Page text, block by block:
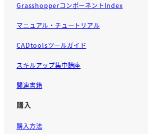
GrasshopperコンポーネントIndex
マニュアル・チュートリアル
CADtoolsツールガイド
スキルアップ集中講座
関連書籍
購入
購入方法